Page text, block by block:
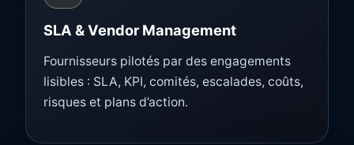
SLA & Vendor Management
Fournisseurs pilotés par des engagements
lisibles : SLA, KPI, comités, escalades, coûts,
risques et plans d’action.